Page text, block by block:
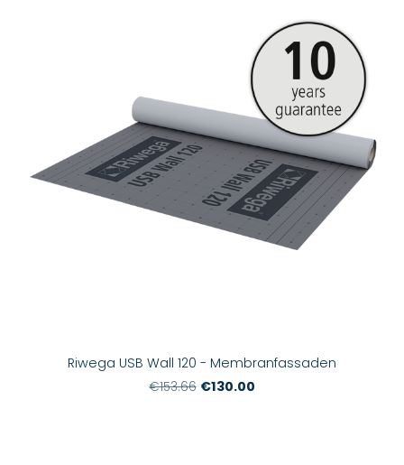
Riwega USB Wall 120 - Membranfassaden
€153.66 €130.00